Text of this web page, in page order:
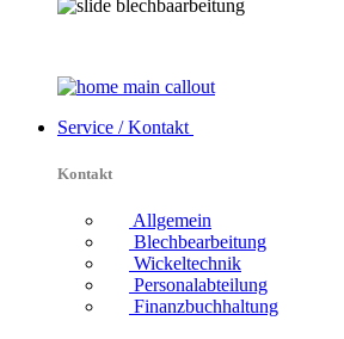
Service / Kontakt
Kontakt
Allgemein
Blechbearbeitung
Wickeltechnik
Personalabteilung
Finanzbuchhaltung